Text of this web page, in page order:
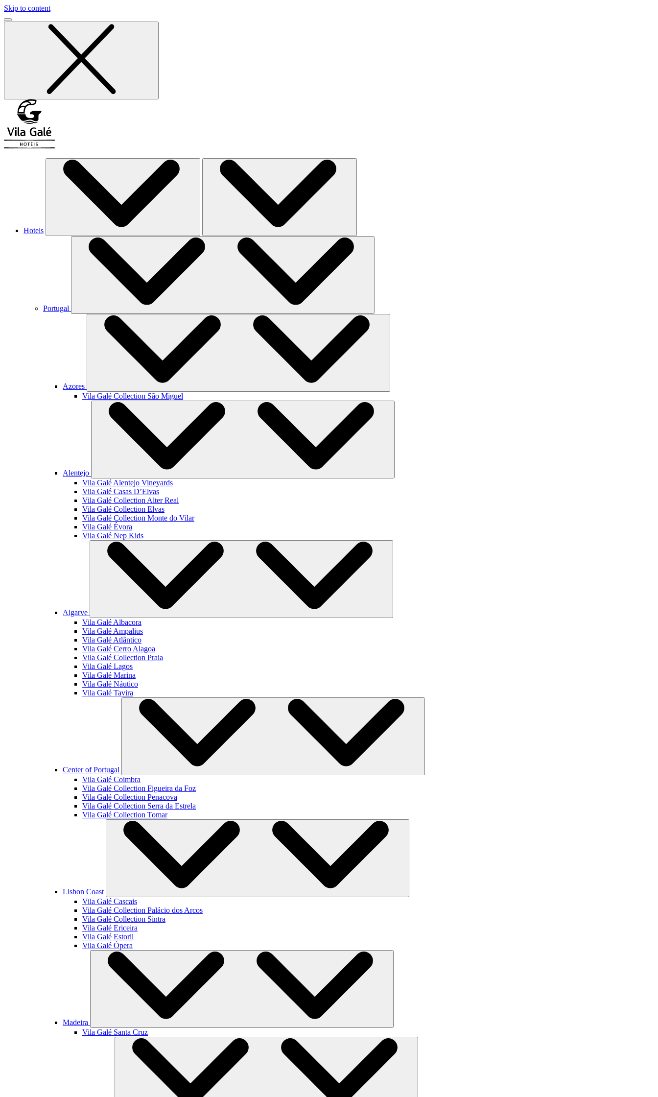
Skip to content
Hotels
Portugal
Azores
Vila Galé Collection São Miguel
Alentejo
Vila Galé Alentejo Vineyards
Vila Galé Casas D’Elvas
Vila Galé Collection Alter Real
Vila Galé Collection Elvas
Vila Galé Collection Monte do Vilar
Vila Galé Évora
Vila Galé Nep Kids
Algarve
Vila Galé Albacora
Vila Galé Ampalius
Vila Galé Atlântico
Vila Galé Cerro Alagoa
Vila Galé Collection Praia
Vila Galé Lagos
Vila Galé Marina
Vila Galé Náutico
Vila Galé Tavira
Center of Portugal
Vila Galé Coimbra
Vila Galé Collection Figueira da Foz
Vila Galé Collection Penacova
Vila Galé Collection Serra da Estrela
Vila Galé Collection Tomar
Lisbon Coast
Vila Galé Cascais
Vila Galé Collection Palácio dos Arcos
Vila Galé Collection Sintra
Vila Galé Ericeira
Vila Galé Estoril
Vila Galé Ópera
Madeira
Vila Galé Santa Cruz